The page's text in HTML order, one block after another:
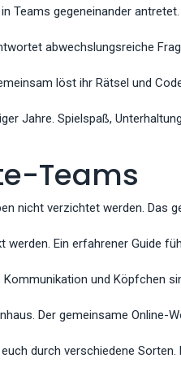
Teams gegeneinander
abwechslungsreiche
löst ihr Rätsel und
Jahre. Spielspaß,
Teams
nicht verzichtet werden. Das
Ein erfahrener Guide
und Köpfchen
Der gemeinsame Online-
durch verschiedene